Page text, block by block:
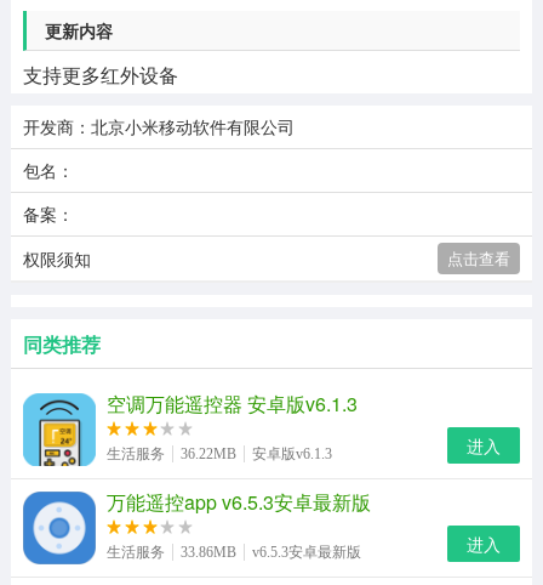
更新内容
支持更多红外设备
开发商：北京小米移动软件有限公司
包名：
备案：
权限须知
点击查看
同类推荐
空调万能遥控器 安卓版v6.1.3
生活服务 36.22MB 安卓版v6.1.3 进入
万能遥控app v6.5.3安卓最新版
生活服务 33.86MB v6.5.3安卓最新版 进入